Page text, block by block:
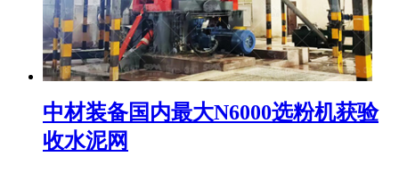
中材装备国内最大N6000选粉机获验
收水泥网